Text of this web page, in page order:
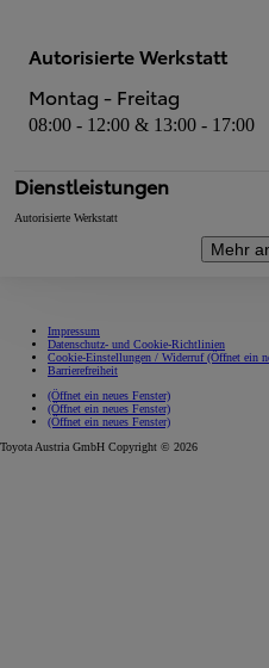
Autorisierte Werkstatt
Montag - Freitag
08:00 - 12:00 & 13:00 - 17:00
Dienstleistungen
Autorisierte Werkstatt
Mehr
Impressum
Datenschutz- und Cookie-Richtlinien
Cookie-Einstellungen / Widerruf(Öffnet ein
Barrierefreiheit
(Öffnet ein neues Fenster)
(Öffnet ein neues Fenster)
(Öffnet ein neues Fenster)
Toyota Austria GmbH Copyright © 2026